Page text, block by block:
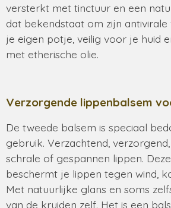
versterkt met tinctuur en een
dat bekendstaat om zijn
je eigen potje, veilig voor je huid
met etherische olie.
Verzorgende lippenbalsem
De tweede balsem is speciaal
gebruik. Verzachtend,
schrale of gespannen lippen.
beschermt je lippen tegen wind,
Met natuurlijke glans en soms
van de kruiden zelf. Het is een